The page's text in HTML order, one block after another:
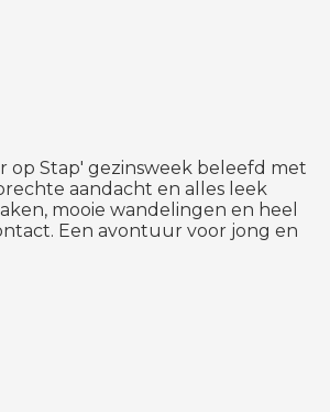
op Stap' gezinsweek beleefd met
aandacht en alles leek
mooie wandelingen en heel
Een avontuur voor jong en